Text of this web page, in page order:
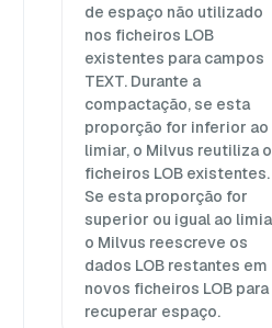
de espaço não utilizado
nos ficheiros LOB
existentes para campos
TEXT. Durante a
compactação, se esta
proporção for inferior ao
limiar, o Milvus reutiliza
ficheiros LOB existentes.
Se esta proporção for
superior ou igual ao
o Milvus reescreve os
dados LOB restantes em
novos ficheiros LOB para
recuperar espaço.